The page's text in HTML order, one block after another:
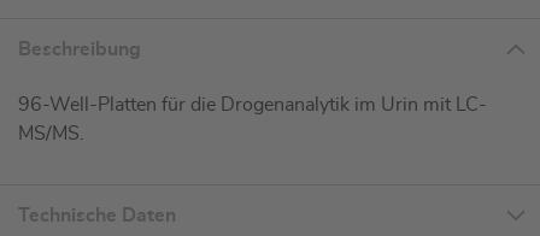
Beschreibung
96-Well-Platten für die Drogenanalytik im Urin mit LC-
MS/MS.
Technische Daten